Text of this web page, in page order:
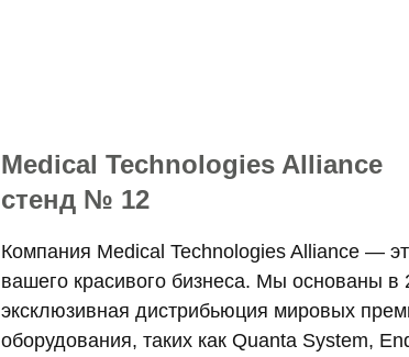
Medical Technologies Alliance
стенд № 12
Компания Medical Technologies Alliance —
вашего красивого бизнеса. Мы основаны
эксклюзивная дистрибьюция мировых
оборудования, таких как Quanta System,